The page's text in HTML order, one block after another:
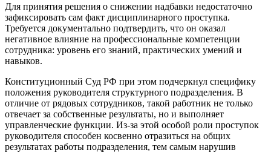
Для принятия решения о снижении надбавки недостаточно
зафиксировать сам факт дисциплинарного проступка.
Требуется документально подтвердить, что он оказал
негативное влияние на профессиональные компетенции
сотрудника: уровень его знаний, практических умений и
навыков.
Конституционный Суд РФ при этом подчеркнул специфику
положения руководителя структурного подразделения. В
отличие от рядовых сотрудников, такой работник не только
отвечает за собственные результаты, но и выполняет
управленческие функции. Из-за этой особой роли проступок
руководителя способен косвенно отразиться на общих
результатах работы подразделения, тем самым нарушив